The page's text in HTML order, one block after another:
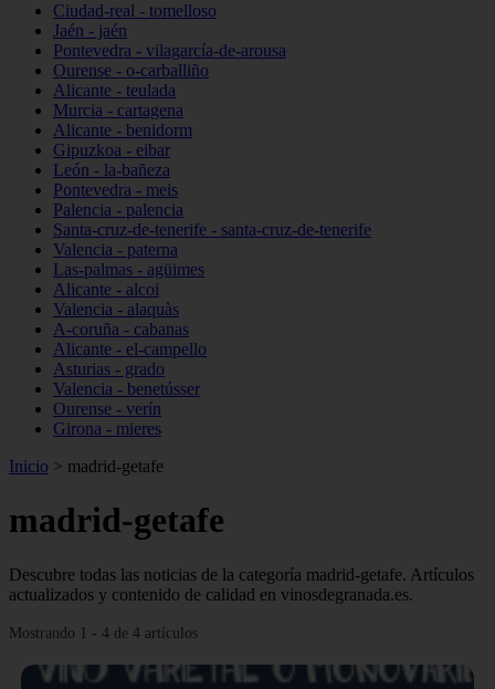
Ciudad-real - tomelloso
Jaén - jaén
Pontevedra - vilagarcía-de-arousa
Ourense - o-carballiño
Alicante - teulada
Murcia - cartagena
Alicante - benidorm
Gipuzkoa - eibar
León - la-bañeza
Pontevedra - meis
Palencia - palencia
Santa-cruz-de-tenerife - santa-cruz-de-tenerife
Valencia - paterna
Las-palmas - agüimes
Alicante - alcoi
Valencia - alaquàs
A-coruña - cabanas
Alicante - el-campello
Asturias - grado
Valencia - benetússer
Ourense - verín
Girona - mieres
Inicio > madrid-getafe
madrid-getafe
Descubre todas las noticias de la categoría madrid-getafe. Artículos
actualizados y contenido de calidad en vinosdegranada.es.
Mostrando 1 - 4 de 4 artículos